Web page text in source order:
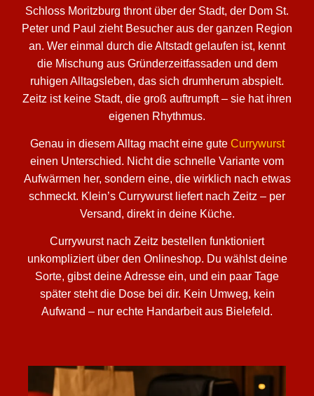
Schloss Moritzburg thront über der Stadt, der Dom St.
Peter und Paul zieht Besucher aus der ganzen Region
an. Wer einmal durch die Altstadt gelaufen ist, kennt
die Mischung aus Gründerzeitfassaden und dem
ruhigen Alltagsleben, das sich drumherum abspielt.
Zeitz ist keine Stadt, die groß auftrumpft – sie hat ihren
eigenen Rhythmus.
Genau in diesem Alltag macht eine gute Currywurst
einen Unterschied. Nicht die schnelle Variante vom
Aufwärmen her, sondern eine, die wirklich nach etwas
schmeckt. Klein’s Currywurst liefert nach Zeitz – per
Versand, direkt in deine Küche.
Currywurst nach Zeitz bestellen funktioniert
unkompliziert über den Onlineshop. Du wählst deine
Sorte, gibst deine Adresse ein, und ein paar Tage
später steht die Dose bei dir. Kein Umweg, kein
Aufwand – nur echte Handarbeit aus Bielefeld.